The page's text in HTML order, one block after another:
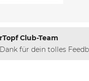
Club-Team
für dein tolles